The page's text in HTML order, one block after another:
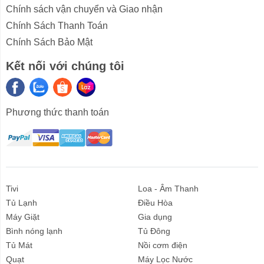
trội so với các dòng gas lạnh hiện có trên thị trường.
Sở hữu trọng lượng lớn, để dễ dàng di chuyển tủ mát,
giảm thiểu công sức trong lúc vận chuyển, thiết bị có
kiện cho việc dọn dẹp vệ sinh khu vực sàn quanh tủ
vị trí tủ mát với các vật dụng trong nhà để thiết kế lại
Đèn LED
Tủ mát Sanaky 480 Lít VH-5089K được thiết kế với hệ
Chính sách vận chuyển và Giao nhận
Chính Sách Thanh Toán
Chính Sách Bảo Mật
Kết nối với chúng tôi
Phương thức thanh toán
Tivi
Loa - Âm Thanh
Tủ Lạnh
Điều Hòa
Máy Giặt
Gia dụng
Bình nóng lạnh
Tủ Đông
Tủ Mát
Nồi cơm điện
Quạt
Máy Lọc Nước